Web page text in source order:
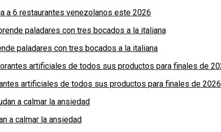
a 6 restaurantes venezolanos este 2026
paladares con tres bocados a la italiana
artificiales de todos sus productos para finales de 2026
a calmar la ansiedad